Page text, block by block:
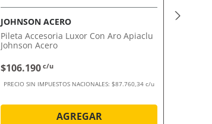
JOHNSON ACERO
Pileta Accesoria Luxor Con Aro Apiaclu
Johnson Acero
$106.190 c/u
PRECIO SIN IMPUESTOS NACIONALES: $87.760,34 c/u
AGREGAR